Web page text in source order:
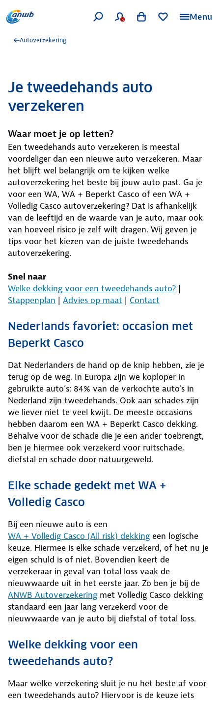
Menu
Autoverzekering
Je tweedehands auto
verzekeren
Waar moet je op letten?
Een tweedehands auto verzekeren is meestal
voordeliger dan een nieuwe auto verzekeren. Maar
het blijft wel belangrijk om te kijken welke
autoverzekering het beste bij jouw auto past. Ga je
voor een WA, WA + Beperkt Casco of een WA +
Volledig Casco autoverzekering? Dat is afhankelijk
van de leeftijd en de waarde van je auto, maar ook
van hoeveel risico je zelf wilt dragen. Wij geven je
tips voor het kiezen van de juiste tweedehands
autoverzekering.
Snel naar
Welke dekking voor een tweedehands auto? |
Stappenplan | Advies op maat | Contact
Nederlands favoriet: occasion met
Beperkt Casco
Dat Nederlanders de hand op de knip hebben, zie je
terug op de weg. In Europa zijn we koploper in
gebruikte auto’s: 84% van de verkochte auto's in
Nederland zijn tweedehands. Ook aan schades zijn
we liever niet te veel kwijt. De meeste occasions
hebben daarom een WA + Beperkt Casco dekking.
Behalve voor de schade die je een ander toebrengt,
ben je hiermee ook verzekerd voor ruitschade,
diefstal en schade door natuurgeweld.
Elke schade gedekt met WA +
Volledig Casco
Bij een nieuwe auto is een
WA + Volledig Casco (All risk) dekking een logische
keuze. Hiermee is elke schade verzekerd, of het nu je
eigen schuld is of niet. Bovendien keert de
verzekeraar in geval van total loss vaak de
nieuwwaarde uit in het eerste jaar. Zo ben je bij de
ANWB Autoverzekering met Volledig Casco dekking
standaard een jaar lang verzekerd voor de
nieuwwaarde van je auto bij diefstal of total loss.
Welke dekking voor een
tweedehands auto?
Maar welke verzekering sluit je nu het beste af voor
een tweedehands auto? Hiervoor is de keuze iets